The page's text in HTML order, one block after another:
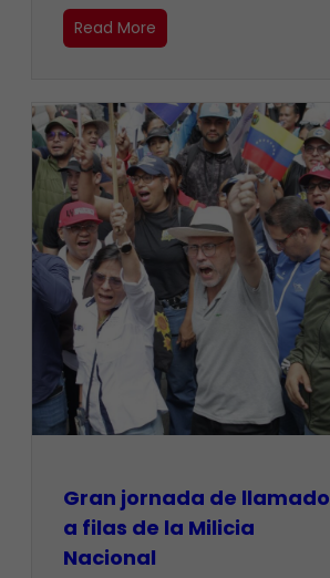
Read More
Gran jornada de llamado
a filas de la Milicia
Nacional